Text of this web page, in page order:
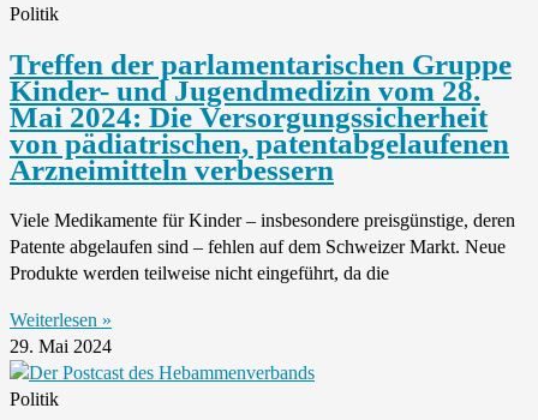
Politik
Treffen der parlamentarischen Gruppe
Kinder- und Jugendmedizin vom 28.
Mai 2024: Die Versorgungssicherheit
von pädiatrischen, patentabgelaufenen
Arzneimitteln verbessern
Viele Medikamente für Kinder – insbesondere preisgünstige, deren
Patente abgelaufen sind – fehlen auf dem Schweizer Markt. Neue
Produkte werden teilweise nicht eingeführt, da die
Weiterlesen »
29. Mai 2024
Politik